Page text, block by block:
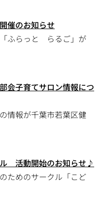
催のお知らせ
ふらっと らるご」が
会子育てサロン情報につ
情報が千葉市若葉区健
ル 活動開始のお知らせ♪
ためのサークル「こど